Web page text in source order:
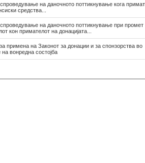
на даночното поттикнување кога
средства...
на даночното поттикнување при промет
кон примателот на донацијата...
примена на Законот за донации и за спонзорства во
на вонредна состојба